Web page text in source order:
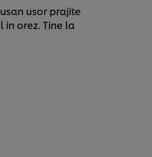
usor prajite
in orez. Tine la